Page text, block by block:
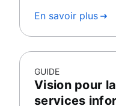
En savoir plus
GUIDE
Vision pour
services